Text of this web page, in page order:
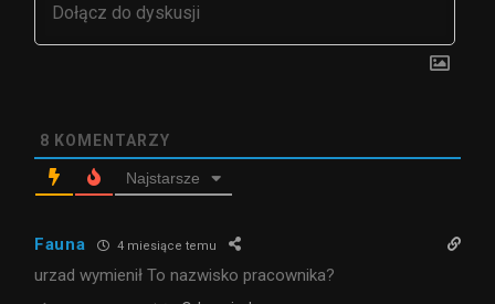
8 KOMENTARZY
Najstarsze
Fauna 4 miesiące temu
urzad wymienił To nazwisko pracownika?